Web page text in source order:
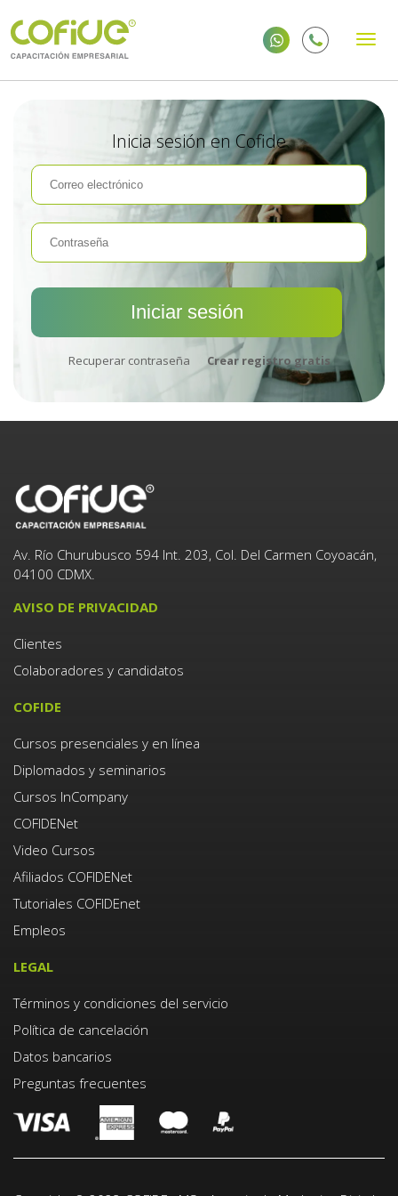
Inicia sesión en Cofide
Recuperar contraseña Crear registro gratis
Av. Río Churubusco 594 Int. 203, Col. Del Carmen Coyoacán,
04100 CDMX.
AVISO DE PRIVACIDAD
Clientes
Colaboradores y candidatos
COFIDE
Cursos presenciales y en línea
Diplomados y seminarios
Cursos InCompany
COFIDENet
Video Cursos
Afiliados COFIDENet
Tutoriales COFIDEnet
Empleos
LEGAL
Términos y condiciones del servicio
Política de cancelación
Datos bancarios
Preguntas frecuentes